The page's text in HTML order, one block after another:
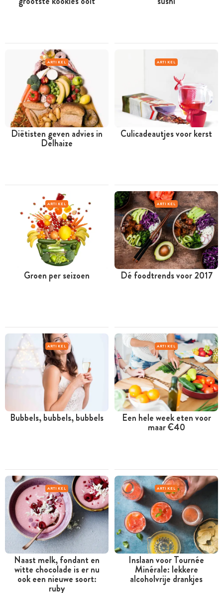
ARTIKEL
Diëtisten geven advies in
Delhaize
ARTIKEL
Culicadeautjes voor kerst
ARTIKEL
Groen per seizoen
ARTIKEL
Dé foodtrends voor 2017
ARTIKEL
Bubbels, bubbels, bubbels
ARTIKEL
Een hele week eten voor
maar €40
ARTIKEL
Naast melk, fondant en
witte chocolade is er nu
ook een nieuwe soort:
ruby
ARTIKEL
Inslaan voor Tournée
Minérale: lekkere
alcoholvrije drankjes